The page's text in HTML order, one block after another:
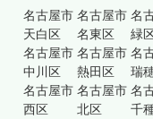
名古屋市
天白区
名古屋市
名東区
名
緑
名古屋市
中川区
名古屋市
熱田区
名
瑞
名古屋市
西区
名古屋市
北区
名
千